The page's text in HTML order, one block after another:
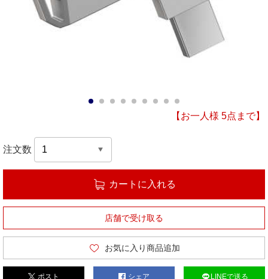
【お一人様 5点まで】
注文数
カートに入れる
店舗で受け取る
お気に入り商品追加
ポスト シェア LINEで送る